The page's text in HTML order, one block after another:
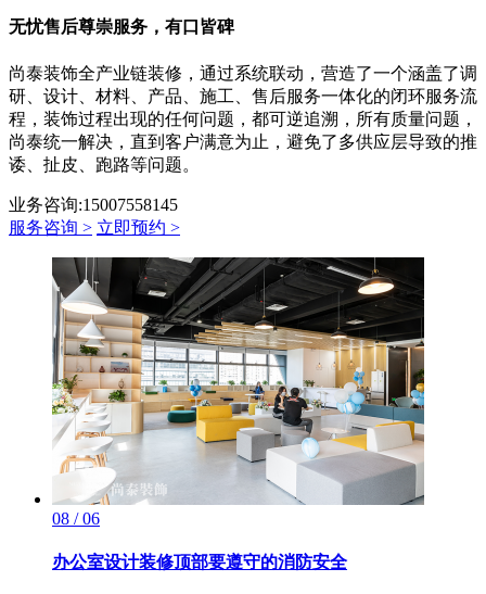
无忧售后尊崇服务，有口皆碑
尚泰装饰全产业链装修，通过系统联动，营造了一个涵盖了调
研、设计、材料、产品、施工、售后服务一体化的闭环服务流
程，装饰过程出现的任何问题，都可逆追溯，所有质量问题，
尚泰统一解决，直到客户满意为止，避免了多供应层导致的推
诿、扯皮、跑路等问题。
业务咨询:15007558145
服务咨询 > 立即预约 >
08 / 06
办公室设计装修顶部要遵守的消防安全